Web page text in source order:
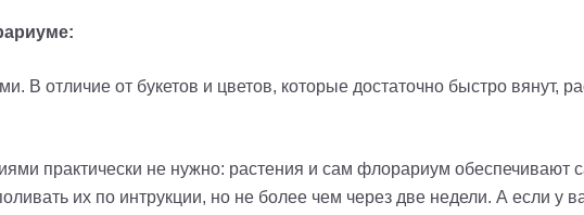
В отличие от букетов и цветов, которые достаточно быстро вянут,
практически не нужно: растения и сам флорариум обеспечивают
их по интрукции, но не более чем через две недели. А если у